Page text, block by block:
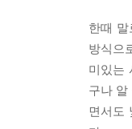
한때
방식으
미있는
구나 알
면서도